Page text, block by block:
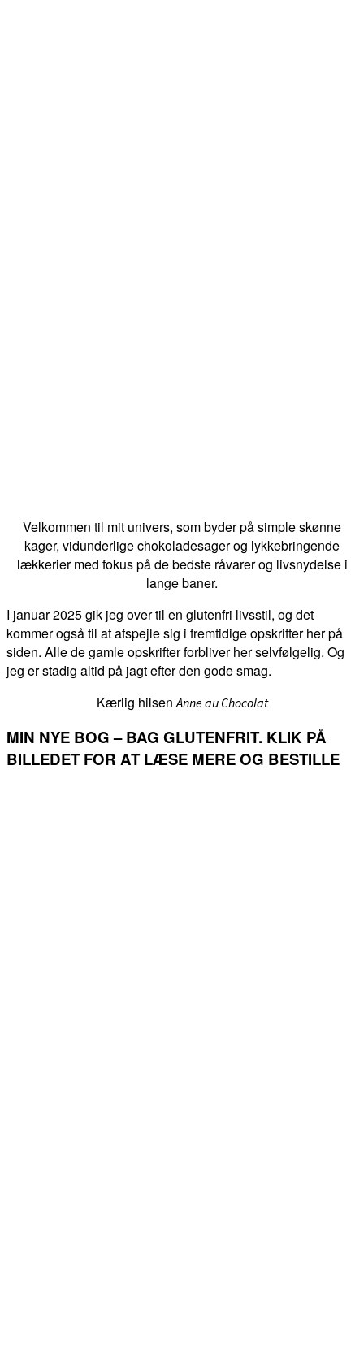
Velkommen til mit univers, som byder på simple skønne
kager, vidunderlige chokoladesager og lykkebringende
lækkerier med fokus på de bedste råvarer og livsnydelse i
lange baner.
I januar 2025 gik jeg over til en glutenfri livsstil, og det
kommer også til at afspejle sig i fremtidige opskrifter her på
siden. Alle de gamle opskrifter forbliver her selvfølgelig. Og
jeg er stadig altid på jagt efter den gode smag.
Kærlig hilsenAnne au Chocolat
MIN NYE BOG – BAG GLUTENFRIT. KLIK PÅ
BILLEDET FOR AT LÆSE MERE OG BESTILLE